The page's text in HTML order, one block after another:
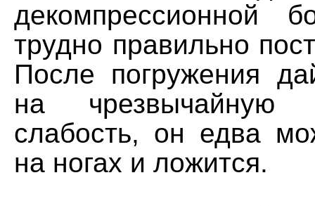
декомпрессионной
трудно правильно
После погружения
на чрезвычайную
слабость, он едва
на ногах и ложится.